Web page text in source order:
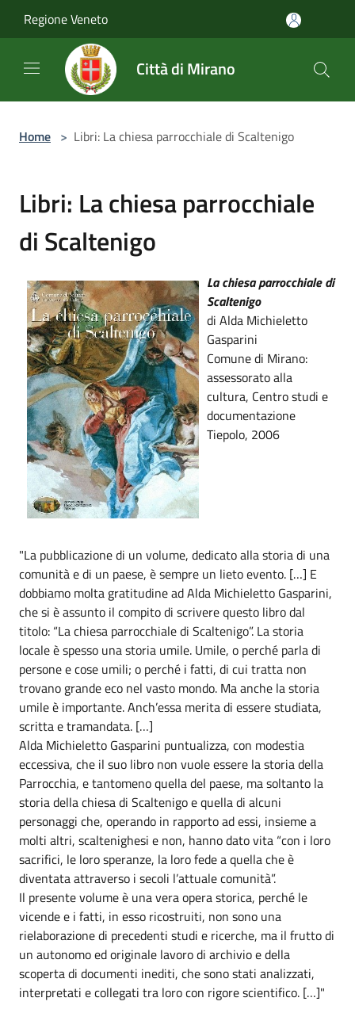
Regione Veneto
Città di Mirano
Home > Libri: La chiesa parrocchiale di Scaltenigo
Libri: La chiesa parrocchiale
di Scaltenigo
La chiesa parrocchiale di
Scaltenigo
di Alda Michieletto
Gasparini
Comune di Mirano:
assessorato alla
cultura, Centro studi e
documentazione
Tiepolo, 2006
"La pubblicazione di un volume, dedicato alla storia di una
comunità e di un paese, è sempre un lieto evento. […] E
dobbiamo molta gratitudine ad Alda Michieletto Gasparini,
che si è assunto il compito di scrivere questo libro dal
titolo: “La chiesa parrocchiale di Scaltenigo”. La storia
locale è spesso una storia umile. Umile, o perché parla di
persone e cose umili; o perché i fatti, di cui tratta non
trovano grande eco nel vasto mondo. Ma anche la storia
umile è importante. Anch’essa merita di essere studiata,
scritta e tramandata. […]
Alda Michieletto Gasparini puntualizza, con modestia
eccessiva, che il suo libro non vuole essere la storia della
Parrocchia, e tantomeno quella del paese, ma soltanto la
storia della chiesa di Scaltenigo e quella di alcuni
personaggi che, operando in rapporto ad essi, insieme a
molti altri, scaltenighesi e non, hanno dato vita “con i loro
sacrifici, le loro speranze, la loro fede a quella che è
diventata attraverso i secoli l’attuale comunità”.
Il presente volume è una vera opera storica, perché le
vicende e i fatti, in esso ricostruiti, non sono una
rielaborazione di precedenti studi e ricerche, ma il frutto di
un autonomo ed originale lavoro di archivio e della
scoperta di documenti inediti, che sono stati analizzati,
interpretati e collegati tra loro con rigore scientifico. […]"